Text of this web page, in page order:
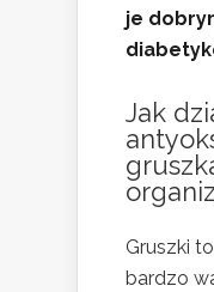
je
Jak
Gruszki
bardzo